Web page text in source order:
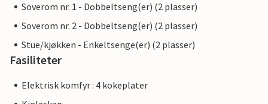
Soverom nr. 1 - Dobbeltseng(er) (2 plasser)
Soverom nr. 2 - Dobbeltseng(er) (2 plasser)
Stue/kjøkken - Enkeltsenge(er) (2 plasser)
Fasiliteter
Elektrisk komfyr : 4 kokeplater